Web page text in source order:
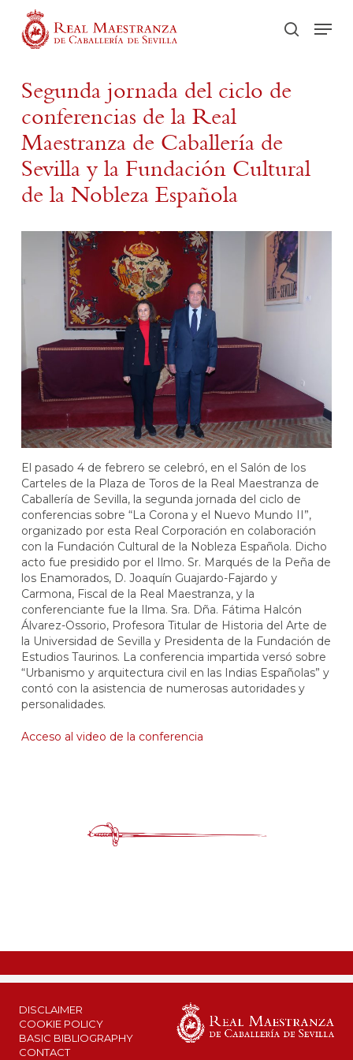
main
search
Segunda jornada del ciclo de
conferencias de la Real
Maestranza de Caballería de
Sevilla y la Fundación Cultural
de la Nobleza Española
El pasado 4 de febrero se celebró, en el Salón de los
Carteles de la Plaza de Toros de la Real Maestranza de
Caballería de Sevilla, la segunda jornada del ciclo de
conferencias sobre “La Corona y el Nuevo Mundo II”,
organizado por esta Real Corporación en colaboración
con la Fundación Cultural de la Nobleza Española. Dicho
acto fue presidido por el Ilmo. Sr. Marqués de la Peña de
los Enamorados, D. Joaquín Guajardo-Fajardo y
Carmona, Fiscal de la Real Maestranza, y la
conferenciante fue la Ilma. Sra. Dña. Fátima Halcón
Álvarez-Ossorio, Profesora Titular de Historia del Arte de
la Universidad de Sevilla y Presidenta de la Fundación de
Estudios Taurinos. La conferencia impartida versó sobre
“Urbanismo y arquitectura civil en las Indias Españolas” y
contó con la asistencia de numerosas autoridades y
personalidades.
Acceso al video de la conferencia
DISCLAIMER
COOKIE POLICY
BASIC BIBLIOGRAPHY
CONTACT